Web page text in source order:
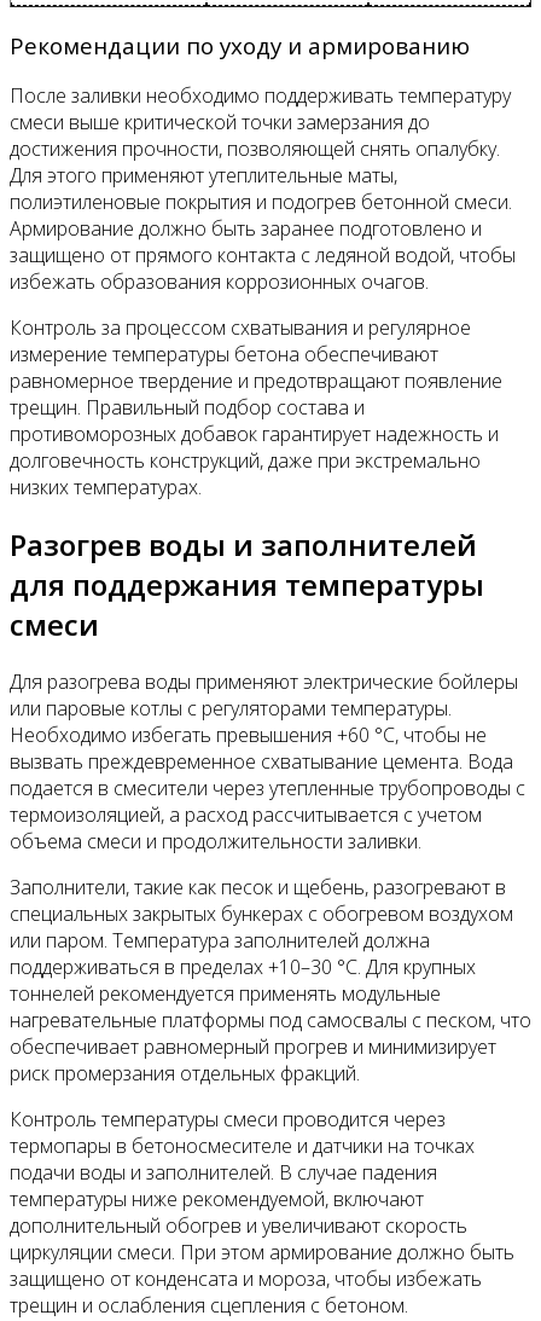
Рекомендации по уходу и армированию
После заливки необходимо поддерживать температуру
смеси выше критической точки замерзания до
достижения прочности, позволяющей снять опалубку.
Для этого применяют утеплительные маты,
полиэтиленовые покрытия и подогрев бетонной смеси.
Армирование должно быть заранее подготовлено и
защищено от прямого контакта с ледяной водой, чтобы
избежать образования коррозионных очагов.
Контроль за процессом схватывания и регулярное
измерение температуры бетона обеспечивают
равномерное твердение и предотвращают появление
трещин. Правильный подбор состава и
противоморозных добавок гарантирует надежность и
долговечность конструкций, даже при экстремально
низких температурах.
Разогрев воды и заполнителей
для поддержания температуры
смеси
Для разогрева воды применяют электрические бойлеры
или паровые котлы с регуляторами температуры.
Необходимо избегать превышения +60 °C, чтобы не
вызвать преждевременное схватывание цемента. Вода
подается в смесители через утепленные трубопроводы с
термоизоляцией, а расход рассчитывается с учетом
объема смеси и продолжительности заливки.
Заполнители, такие как песок и щебень, разогревают в
специальных закрытых бункерах с обогревом воздухом
или паром. Температура заполнителей должна
поддерживаться в пределах +10–30 °C. Для крупных
тоннелей рекомендуется применять модульные
нагревательные платформы под самосвалы с песком, что
обеспечивает равномерный прогрев и минимизирует
риск промерзания отдельных фракций.
Контроль температуры смеси проводится через
термопары в бетоносмесителе и датчики на точках
подачи воды и заполнителей. В случае падения
температуры ниже рекомендуемой, включают
дополнительный обогрев и увеличивают скорость
циркуляции смеси. При этом армирование должно быть
защищено от конденсата и мороза, чтобы избежать
трещин и ослабления сцепления с бетоном.